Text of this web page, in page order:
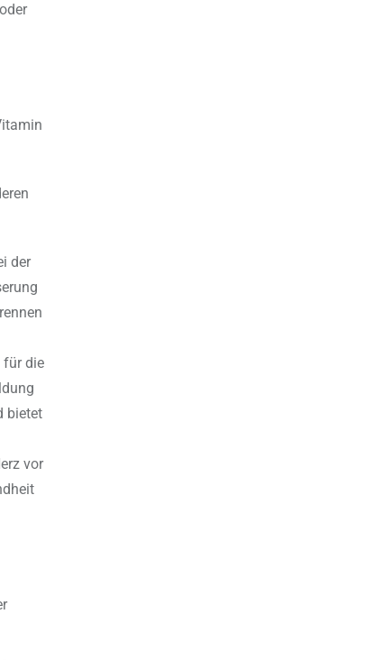
der
für die
bietet
vor